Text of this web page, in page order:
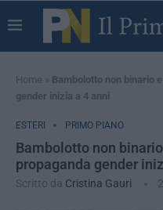
Home » Bambolotto non binario
gender inizia a 4 anni
ESTERI PRIMO PIANO
Bambolotto non
propaganda gender
Scritto da Cristina Gauri